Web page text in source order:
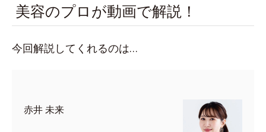
美容のプロが動画で解説！
今回解説してくれるのは…
赤井 未来